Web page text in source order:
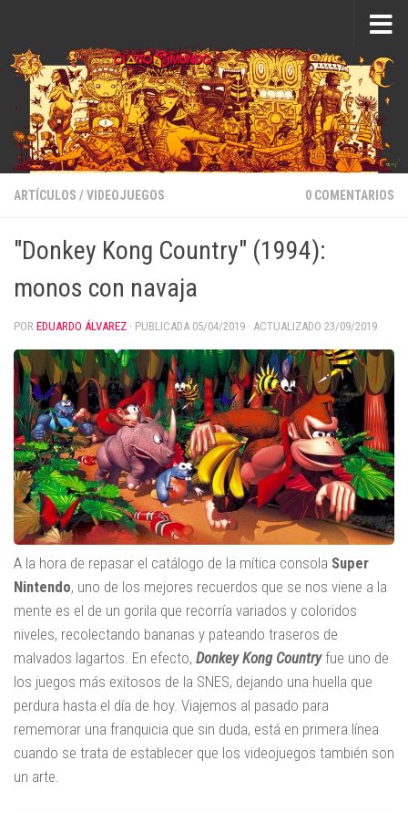
ARTÍCULOS / VIDEOJUEGOS 0 COMENTARIOS
"Donkey Kong Country" (1994):
monos con navaja
POR EDUARDO ÁLVAREZ · PUBLICADA 05/04/2019 · ACTUALIZADO 23/09/2019
A la hora de repasar el catálogo de la mítica consola Super
Nintendo, uno de los mejores recuerdos que se nos viene a la
mente es el de un gorila que recorría variados y coloridos
niveles, recolectando bananas y pateando traseros de
malvados lagartos. En efecto, Donkey Kong Countryfue uno de
los juegos más exitosos de la SNES, dejando una huella que
perdura hasta el día de hoy. Viajemos al pasado para
rememorar una franquicia que sin duda, está en primera línea
cuando se trata de establecer que los videojuegos también son
un arte.